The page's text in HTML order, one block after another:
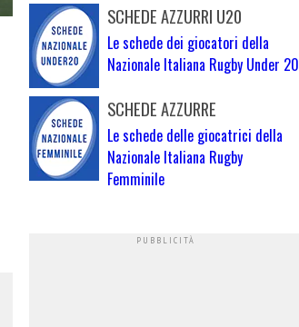
SCHEDE AZZURRI U20
Le schede dei giocatori della
Nazionale Italiana Rugby Under 20
SCHEDE AZZURRE
Le schede delle giocatrici della
Nazionale Italiana Rugby
Femminile